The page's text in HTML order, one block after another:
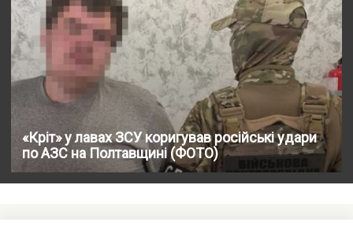
«Кріт» у лавах ЗСУ коригував російські удари
по АЗС на Полтавщині (ФОТО)